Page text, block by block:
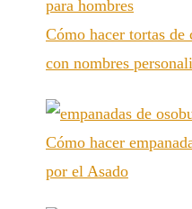
Cómo hacer tortas de
con nombres
Cómo hacer
por el Asado